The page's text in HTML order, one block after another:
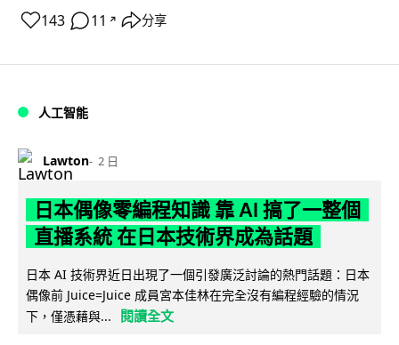
143 11 ↗ 分享
人工智能
Lawton 2 日
日本偶像零編程知識 靠 AI 搞了一整個
直播系統 在日本技術界成為話題
日本 AI 技術界近日出現了一個引發廣泛討論的熱門話題：日本
偶像前 Juice=Juice 成員宮本佳林在完全沒有編程經驗的情況
下，僅憑藉與...
閱讀全文